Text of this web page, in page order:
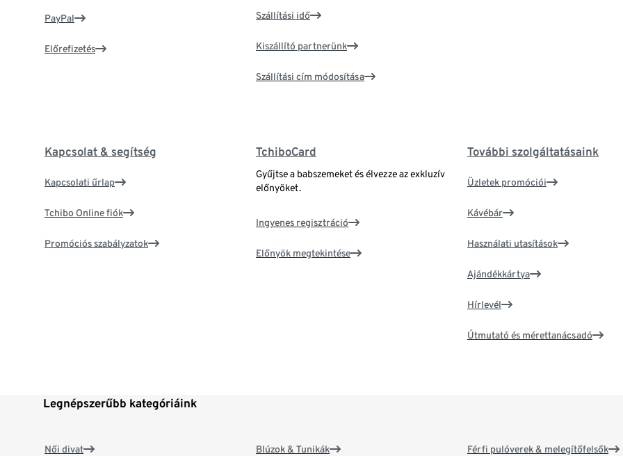
PayPal
Előrefizetés
Szállítási idő
Kiszállító partnerünk
Szállítási cím módosítása
Kapcsolat & segítség
Kapcsolati űrlap
Tchibo Online fiók
Promóciós szabályzatok
TchiboCard
Gyűjtse a babszemeket és élvezze az exkluzív
előnyöket.
Ingyenes regisztráció
Előnyök megtekintése
További szolgáltatásaink
Üzletek promóciói
Kávébár
Használati utasítások
Ajándékkártya
Hírlevél
Útmutató és mérettanácsadó
Legnépszerűbb kategóriáink
Női divat Blúzok & Tunikák Férfi pulóverek & melegítőfelsők